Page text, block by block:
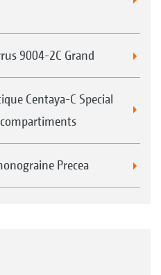
9004-2C Grand
Centaya-C Special
Precea